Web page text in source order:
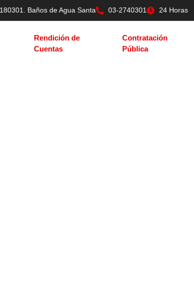
Baños de Agua Santa 03-2740301 24 Horas
Rendición de
Cuentas
Contratación
Pública